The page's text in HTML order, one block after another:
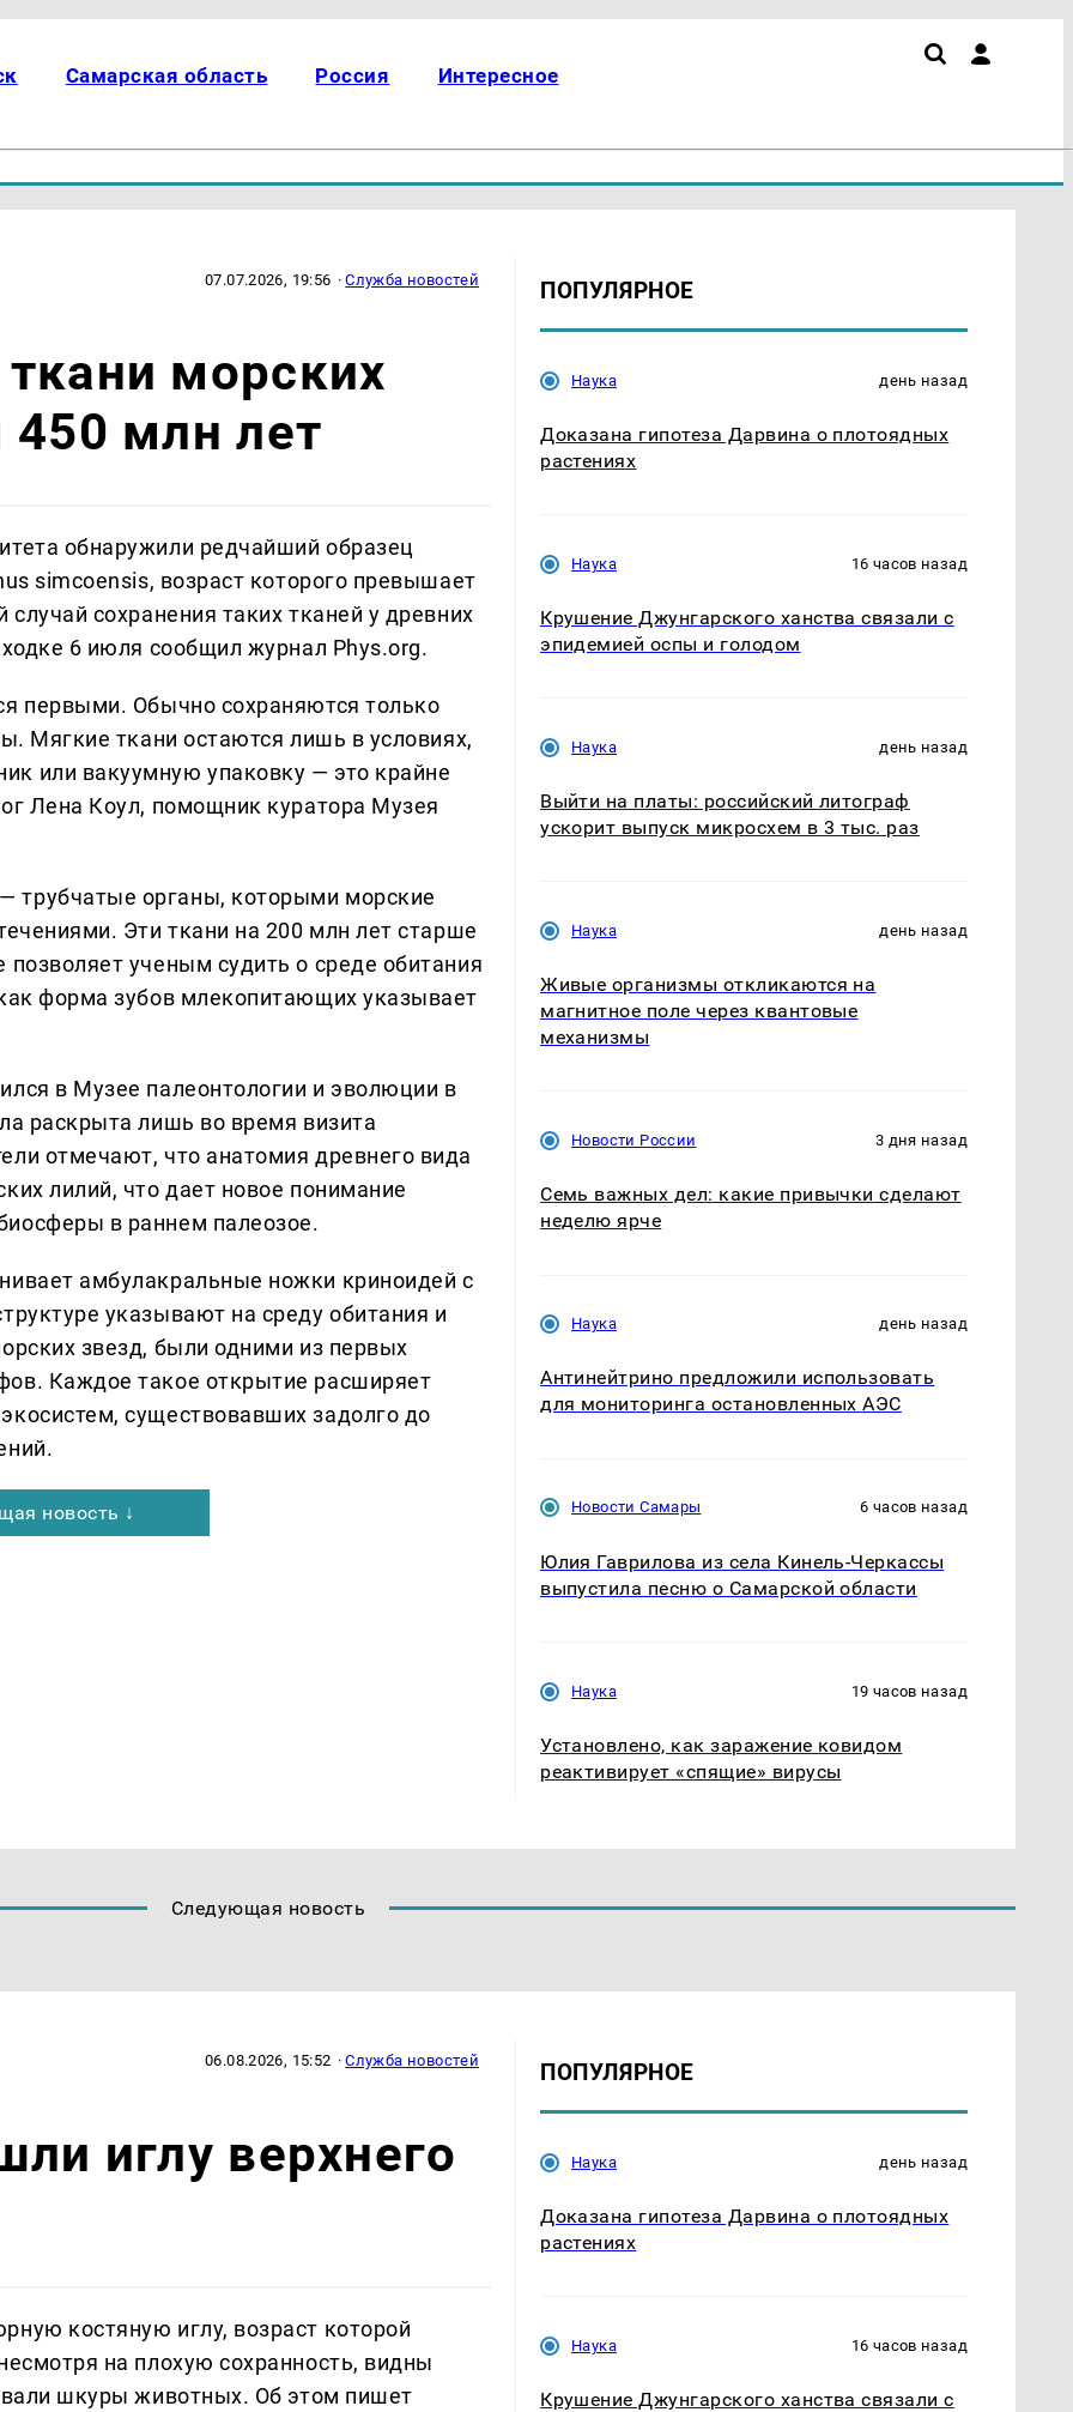
Самарская область Россия Интересное
07.07.2026, 19:56 ·Служба новостей
морских
450 млн лет
обнаружили редчайший образец
simcoensis, возраст которого превышает
сохранения таких тканей у древних
6 июля сообщил журнал Phys.org.
первыми. Обычно сохраняются только
Мягкие ткани остаются лишь в условиях,
или вакуумную упаковку — это крайне
Лена Коул, помощник куратора Музея
трубчатые органы, которыми морские
Эти ткани на 200 млн лет старше
ученым судить о среде обитания
форма зубов млекопитающих указывает
в Музее палеонтологии и эволюции в
раскрыта лишь во время визита
отмечают, что анатомия древнего вида
лилий, что дает новое понимание
в раннем палеозое.
амбулакральные ножки криноидей с
указывают на среду обитания и
звезд, были одними из первых
Каждое такое открытие расширяет
существовавших задолго до
новость ↓
ПОПУЛЯРНОЕ
Наука день назад
Доказана гипотеза Дарвина о плотоядных
растениях
Наука 16 часов назад
Крушение Джунгарского ханства связали с
эпидемией оспы и голодом
Наука день назад
Выйти на платы: российский литограф
ускорит выпуск микросхем в 3 тыс. раз
Наука день назад
Живые организмы откликаются на
магнитное поле через квантовые
механизмы
Новости России 3 дня назад
Семь важных дел: какие привычки сделают
неделю ярче
Наука день назад
Антинейтрино предложили использовать
для мониторинга остановленных АЭС
Новости Самары 6 часов назад
Юлия Гаврилова из села Кинель-Черкассы
выпустила песню о Самарской области
Наука 19 часов назад
Установлено, как заражение ковидом
реактивирует «спящие» вирусы
Следующая новость
06.08.2026, 15:52 ·Служба новостей
иглу верхнего
костяную иглу, возраст которой
на плохую сохранность, видны
шкуры животных. Об этом пишет
ПОПУЛЯРНОЕ
Наука день назад
Доказана гипотеза Дарвина о плотоядных
растениях
Наука 16 часов назад
Крушение Джунгарского ханства связали с